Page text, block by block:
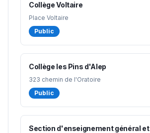
Collège Voltaire
Place Voltaire
Public
Collège les Pins d'Alep
323 chemin de l'Oratoire
Public
Section d'enseignement général et